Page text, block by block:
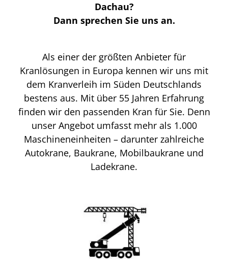
Dachau?
Dann sprechen Sie uns an.
Als einer der größten Anbieter für
Kranlösungen in Europa kennen wir uns mit
dem Kranverleih im Süden Deutschlands
bestens aus. Mit über 55 Jahren Erfahrung
finden wir den passenden Kran für Sie. Denn
unser Angebot umfasst mehr als 1.000
Maschineneinheiten – darunter zahlreiche
Autokrane, Baukrane, Mobilbaukrane und
Ladekrane.